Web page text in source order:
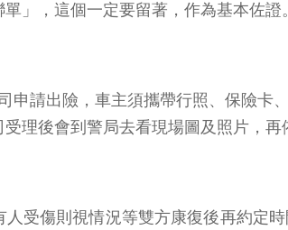
」，這個一定要留著，作為基本佐證。
申請出險，車主須攜帶行照、保險
理後會到警局去看現場圖及照片，再
受傷則視情況等雙方康復後再約定